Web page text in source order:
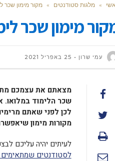
» מלגות סטודנטים » מקור מימון שכר
מימון שכר
עמי שרון 25 באפריל 2021
מצאתם את עצמכם
שכר הלימוד
לכן לפני שאתם
מקורות מימון
לעיתים יהיה עליכם
לסטודנטים